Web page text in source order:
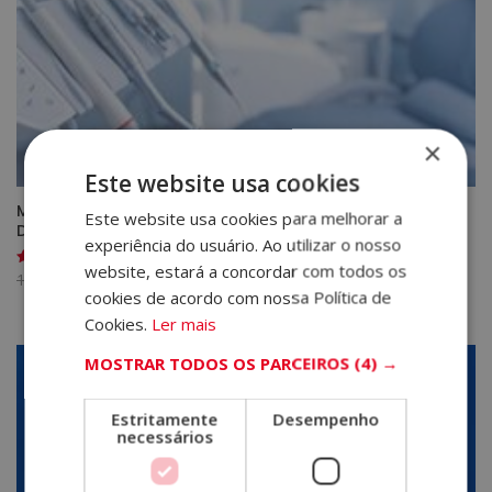
Mestrado em Gestão e Administração de Clínicas
Dentárias
Avaliação
5.00
1.580,00 €O
preço
original
era:
395,00€O
preço
atual
é:
×
Este website usa cookies
Este website usa cookies para melhorar a
experiência do usuário. Ao utilizar o nosso
website, estará a concordar com todos os
cookies de acordo com nossa Política de
Cookies. Ler mais
MOSTRAR TODOS OS PARCEIROS (4) →
Estritamente
necessários
Desempenho